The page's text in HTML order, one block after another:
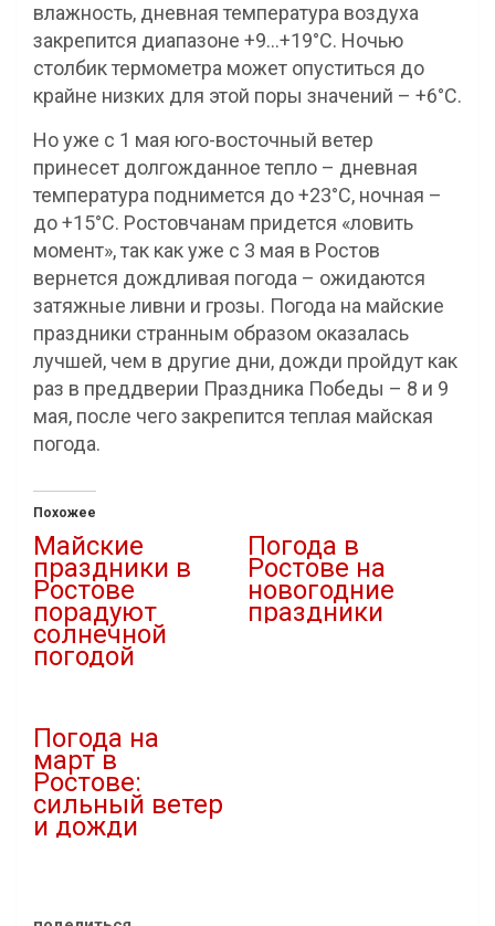
влажность, дневная температура воздуха
закрепится диапазоне +9…+19°С. Ночью
столбик термометра может опуститься до
крайне низких для этой поры значений – +6°С.
Но уже с 1 мая юго-восточный ветер
принесет долгожданное тепло – дневная
температура поднимется до +23°С, ночная –
до +15°С. Ростовчанам придется «ловить
момент», так как уже с 3 мая в Ростов
вернется дождливая погода – ожидаются
затяжные ливни и грозы. Погода на майские
праздники странным образом оказалась
лучшей, чем в другие дни, дожди пройдут как
раз в преддверии Праздника Победы – 8 и 9
мая, после чего закрепится теплая майская
погода.
Похожее
Майские
праздники в
Ростове
порадуют
солнечной
погодой
Погода в
Ростове на
новогодние
праздники
Погода на
март в
Ростове:
сильный ветер
и дожди